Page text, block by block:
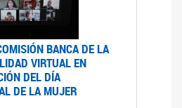
BANCA DE LA
VIRTUAL EN
DEL DÍA
DE LA MUJER